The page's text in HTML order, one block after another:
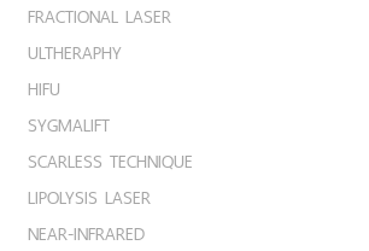
FRACTIONAL LASER
ULTHERAPHY
HIFU
SYGMALIFT
SCARLESS TECHNIQUE
LIPOLYSIS LASER
NEAR-INFRARED